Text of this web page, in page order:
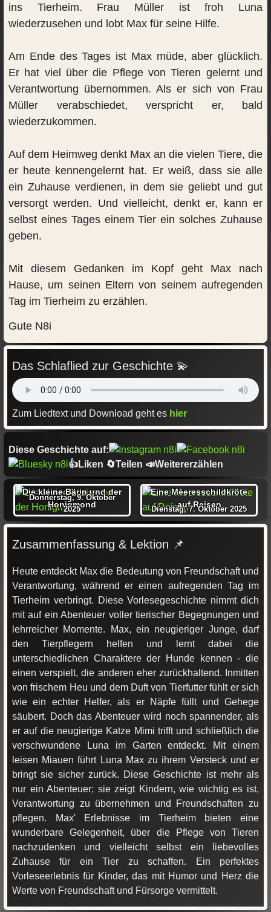
ins Tierheim. Frau Müller ist froh Luna
wiederzusehen und lobt Max für seine Hilfe.
Am Ende des Tages ist Max müde, aber glücklich.
Er hat viel über die Pflege von Tieren gelernt und
Verantwortung übernommen. Als er sich von Frau
Müller verabschiedet, verspricht er, bald
wiederzukommen.
Auf dem Heimweg denkt Max an die vielen Tiere, die
er heute kennengelernt hat. Er weiß, dass sie alle
ein Zuhause verdienen, in dem sie geliebt und gut
versorgt werden. Und vielleicht, denkt er, kann er
selbst eines Tages einem Tier ein solches Zuhause
geben.
Mit diesem Gedanken im Kopf geht Max nach
Hause, um seinen Eltern von seinem aufregenden
Tag im Tierheim zu erzählen.
Gute N8i
Diese Geschichte auf:
👍Liken 🔄Teilen 📣Weitererzählen
Die kleine Bärin und der
Honigmond
Donnerstag, 9. Oktober
2025
Eine Meeresschildkröte
auf Reisen
Dienstag, 7. Oktober 2025
Das Schlaflied zur Geschichte 💫
Zum Liedtext und Download geht es hier
Zusammenfassung & Lektion 📌
Heute entdeckt Max die Bedeutung von Freundschaft und
Verantwortung, während er einen aufregenden Tag im
Tierheim verbringt. Diese Vorlesegeschichte nimmt dich
mit auf ein Abenteuer voller tierischer Begegnungen und
lehrreicher Momente. Max, ein neugieriger Junge, darf
den Tierpflegern helfen und lernt dabei die
unterschiedlichen Charaktere der Hunde kennen - die
einen verspielt, die anderen eher zurückhaltend. Inmitten
von frischem Heu und dem Duft von Tierfutter fühlt er sich
wie ein echter Helfer, als er Näpfe füllt und Gehege
säubert. Doch das Abenteuer wird noch spannender, als
er auf die neugierige Katze Mimi trifft und schließlich die
verschwundene Luna im Garten entdeckt. Mit einem
leisen Miauen führt Luna Max zu ihrem Versteck und er
bringt sie sicher zurück. Diese Geschichte ist mehr als
nur ein Abenteuer; sie zeigt Kindern, wie wichtig es ist,
Verantwortung zu übernehmen und Freundschaften zu
pflegen. Max' Erlebnisse im Tierheim bieten eine
wunderbare Gelegenheit, über die Pflege von Tieren
nachzudenken und vielleicht selbst ein liebevolles
Zuhause für ein Tier zu schaffen. Ein perfektes
Vorleseerlebnis für Kinder, das mit Humor und Herz die
Werte von Freundschaft und Fürsorge vermittelt.